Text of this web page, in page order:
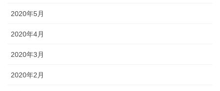
2020年5月
2020年4月
2020年3月
2020年2月